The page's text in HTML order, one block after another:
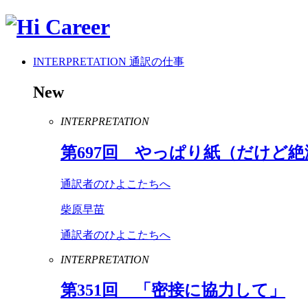
INTERPRETATION 通訳の仕事
New
INTERPRETATION
第697回 やっぱり紙（だけど絶
通訳者のひよこたちへ
柴原早苗
通訳者のひよこたちへ
INTERPRETATION
第351回 「密接に協力して」